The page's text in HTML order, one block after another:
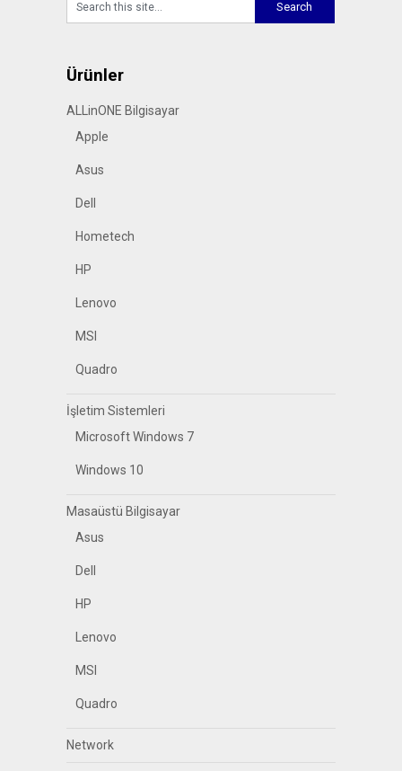
Ürünler
ALLinONE Bilgisayar
Apple
Asus
Dell
Hometech
HP
Lenovo
MSI
Quadro
İşletim Sistemleri
Microsoft Windows 7
Windows 10
Masaüstü Bilgisayar
Asus
Dell
HP
Lenovo
MSI
Quadro
Network